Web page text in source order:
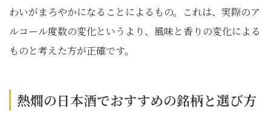
わいがまろやかになることによるもの。これは、実際のア
ルコール度数の変化というより、風味と香りの変化による
ものと考えた方が正確です。
熱燗の日本酒でおすすめの銘柄と選び方